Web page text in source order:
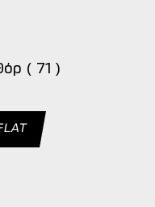
( 71 )